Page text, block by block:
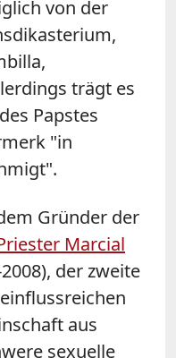
von der
trägt es
Papstes
"in
Gründer der
Marcial
der zweite
aus
sexuelle